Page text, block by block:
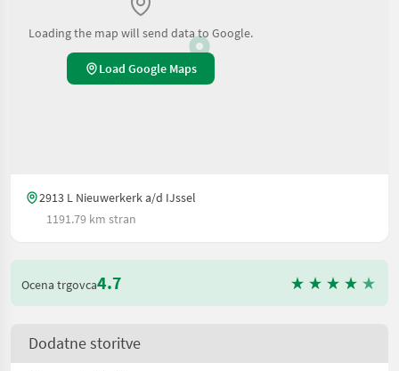
Loading the map will send data to Google.
Load Google Maps
2913 L Nieuwerkerk a/d IJssel
1191.79 km stran
Ocena trgovca4.7
Dodatne storitve